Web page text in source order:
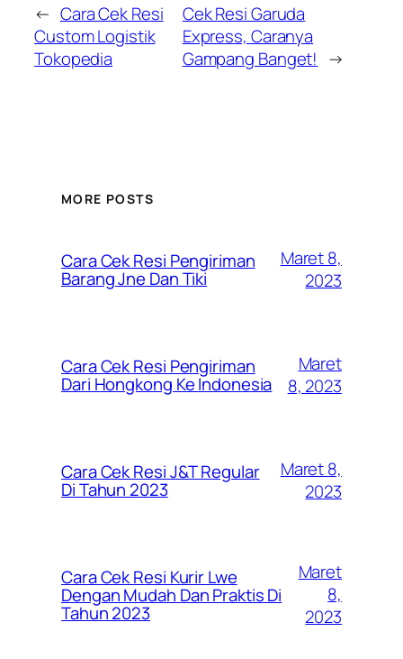
← Cara Cek Resi
Custom Logistik
Tokopedia
Cek Resi Garuda
Express, Caranya
Gampang Banget! →
MORE POSTS
Cara Cek Resi Pengiriman
Barang Jne Dan Tiki
Maret 8,
2023
Cara Cek Resi Pengiriman
Dari Hongkong Ke Indonesia
Maret
8, 2023
Cara Cek Resi J&T Regular
Di Tahun 2023
Maret 8,
2023
Cara Cek Resi Kurir Lwe
Dengan Mudah Dan Praktis Di
Tahun 2023
Maret
8,
2023